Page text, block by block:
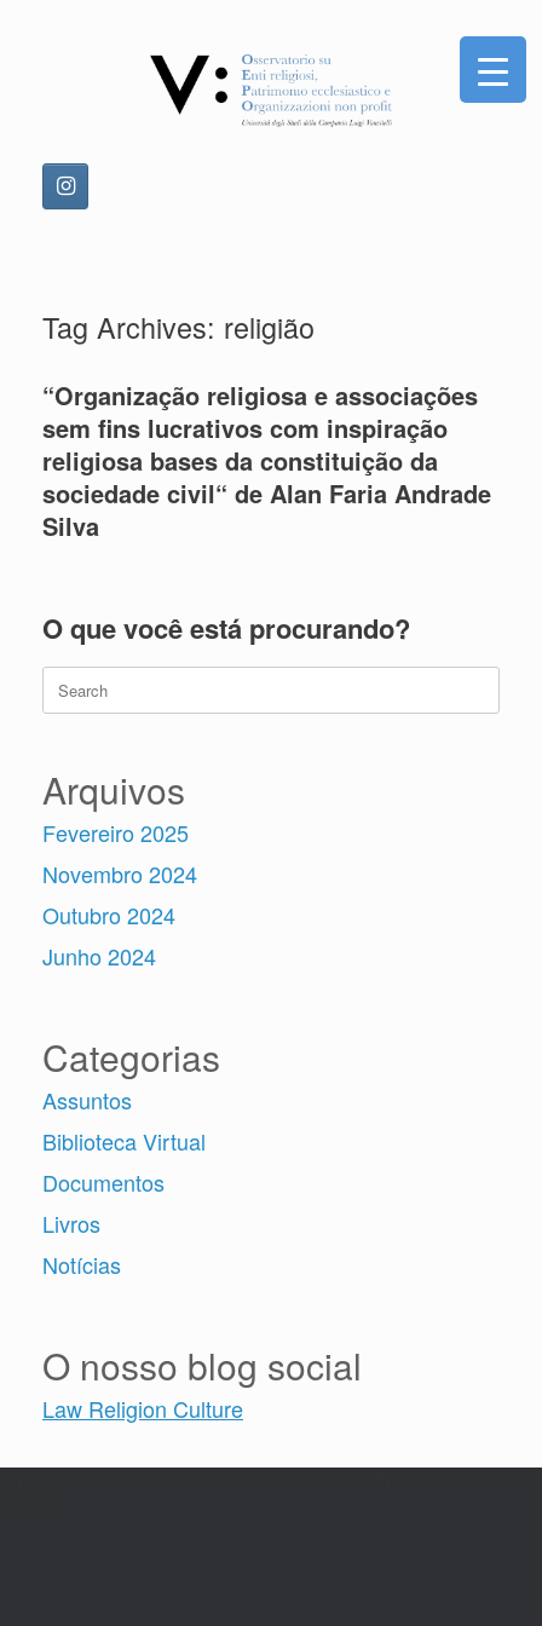
Tag Archives: religião
“Organização religiosa e associações
sem fins lucrativos com inspiração
religiosa bases da constituição da
sociedade civil“ de Alan Faria Andrade
Silva
O que você está procurando?
Search
for:
Arquivos
Fevereiro 2025
Novembro 2024
Outubro 2024
Junho 2024
Categorias
Assuntos
Biblioteca Virtual
Documentos
Livros
Notícias
O nosso blog social
Law Religion Culture